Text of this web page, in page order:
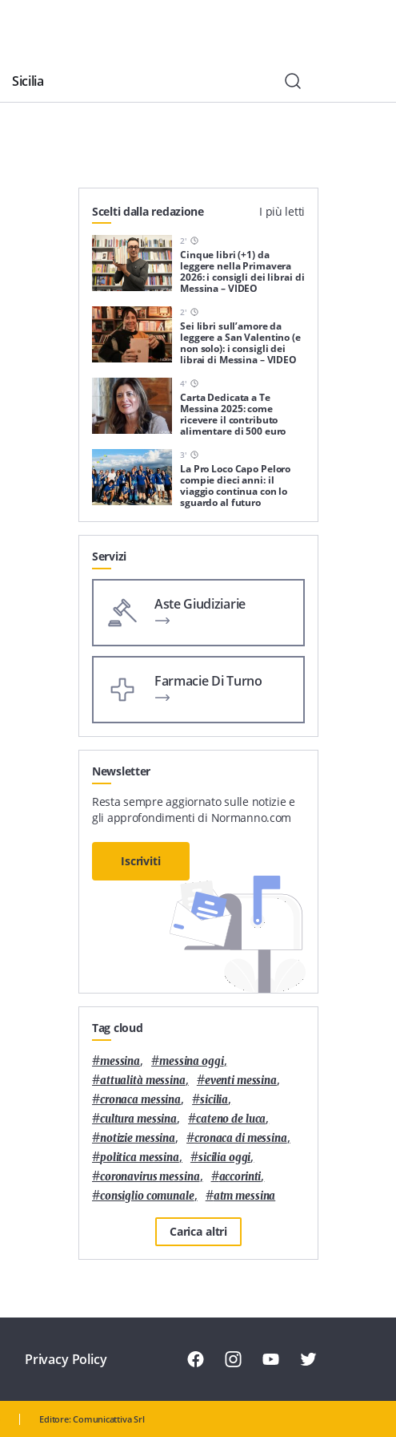
Sicilia
Scelti dalla redazione I più letti
2'
Cinque libri (+1) da
leggere nella Primavera
2026: i consigli dei librai di
Messina – VIDEO
2'
Sei libri sull’amore da
leggere a San Valentino (e
non solo): i consigli dei
librai di Messina – VIDEO
4'
Carta Dedicata a Te
Messina 2025: come
ricevere il contributo
alimentare di 500 euro
3'
La Pro Loco Capo Peloro
compie dieci anni: il
viaggio continua con lo
sguardo al futuro
Servizi
Aste Giudiziarie
Farmacie Di Turno
Newsletter
Resta sempre aggiornato sulle notizie e
gli approfondimenti di Normanno.com
Iscriviti
Tag cloud
#messina, #messina oggi,
#attualità messina, #eventi messina,
#cronaca messina, #sicilia,
#cultura messina, #cateno de luca,
#notizie messina, #cronaca di messina,
#politica messina, #sicilia oggi,
#coronavirus messina, #accorinti,
#consiglio comunale, #atm messina
Carica altri
Privacy Policy
Editore: Comunicattiva Srl